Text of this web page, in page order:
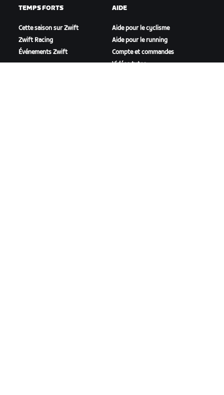
TEMPS FORTS
Cette saison sur Zwift
Zwift Racing
Événements Zwift
AIDE
Aide pour le cyclisme
Aide pour le running
Compte et commandes
Vidéos tutos